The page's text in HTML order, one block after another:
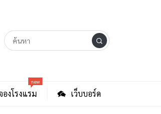
องโรงแรม
new
เว็บบอร์ด